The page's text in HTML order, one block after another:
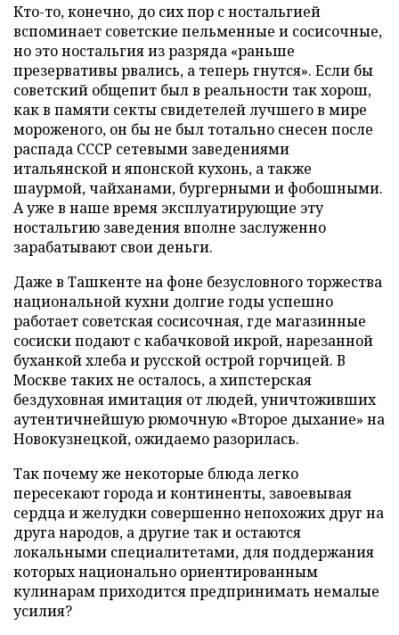
Кто-то, конечно, до сих пор с ностальгией
вспоминает советские пельменные и сосисочные,
но это ностальгия из разряда «раньше
презервативы рвались, а теперь гнутся». Если бы
советский общепит был в реальности так хорош,
как в памяти секты свидетелей лучшего в мире
мороженого, он бы не был тотально снесен после
распада СССР сетевыми заведениями
итальянской и японской кухонь, а также
шаурмой, чайханами, бургерными и фобошными.
А уже в наше время эксплуатирующие эту
ностальгию заведения вполне заслуженно
зарабатывают свои деньги.
Даже в Ташкенте на фоне безусловного торжества
национальной кухни долгие годы успешно
работает советская сосисочная, где магазинные
сосиски подают с кабачковой икрой, нарезанной
буханкой хлеба и русской острой горчицей. В
Москве таких не осталось, а хипстерская
бездуховная имитация от людей, уничтоживших
аутентичнейшую рюмочную «Второе дыхание» на
Новокузнецкой, ожидаемо разорилась.
Так почему же некоторые блюда легко
пересекают города и континенты, завоевывая
сердца и желудки совершенно непохожих друг на
друга народов, а другие так и остаются
локальными специалитетами, для поддержания
которых национально ориентированным
кулинарам приходится предпринимать немалые
усилия?